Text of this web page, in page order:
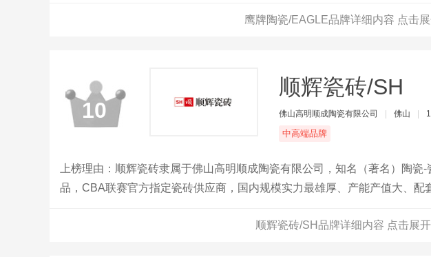
鹰牌陶瓷/EAGLE品牌详细内容 点击
10
顺辉瓷砖/SH
佛山高明顺成陶瓷有限公司 佛山
中高端品牌
上榜理由：顺辉瓷砖隶属于佛山高明顺成陶瓷有限公司，知名（著名）陶
品，CBA联赛官方指定瓷砖供应商，国内规模实力最雄厚、产能产值大、
石瓷砖、釉面砖、现代仿古砖等多品类产品品质卓越，在尺寸偏差、吸水率
顺辉瓷砖/SH品牌详细内容 点击展开